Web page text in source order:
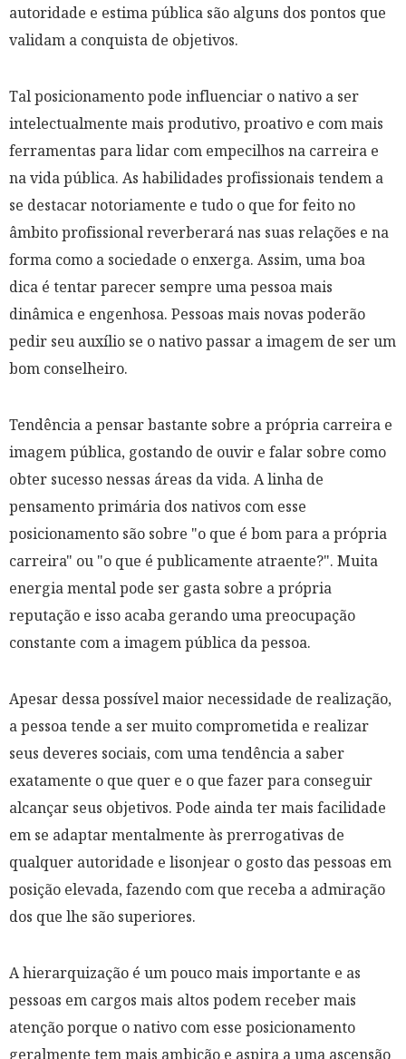
autoridade e estima pública são alguns dos pontos que
validam a conquista de objetivos.
Tal posicionamento pode influenciar o nativo a ser
intelectualmente mais produtivo, proativo e com mais
ferramentas para lidar com empecilhos na carreira e
na vida pública. As habilidades profissionais tendem a
se destacar notoriamente e tudo o que for feito no
âmbito profissional reverberará nas suas relações e na
forma como a sociedade o enxerga. Assim, uma boa
dica é tentar parecer sempre uma pessoa mais
dinâmica e engenhosa. Pessoas mais novas poderão
pedir seu auxílio se o nativo passar a imagem de ser um
bom conselheiro.
Tendência a pensar bastante sobre a própria carreira e
imagem pública, gostando de ouvir e falar sobre como
obter sucesso nessas áreas da vida. A linha de
pensamento primária dos nativos com esse
posicionamento são sobre "o que é bom para a própria
carreira" ou "o que é publicamente atraente?". Muita
energia mental pode ser gasta sobre a própria
reputação e isso acaba gerando uma preocupação
constante com a imagem pública da pessoa.
Apesar dessa possível maior necessidade de realização,
a pessoa tende a ser muito comprometida e realizar
seus deveres sociais, com uma tendência a saber
exatamente o que quer e o que fazer para conseguir
alcançar seus objetivos. Pode ainda ter mais facilidade
em se adaptar mentalmente às prerrogativas de
qualquer autoridade e lisonjear o gosto das pessoas em
posição elevada, fazendo com que receba a admiração
dos que lhe são superiores.
A hierarquização é um pouco mais importante e as
pessoas em cargos mais altos podem receber mais
atenção porque o nativo com esse posicionamento
geralmente tem mais ambição e aspira a uma ascensão